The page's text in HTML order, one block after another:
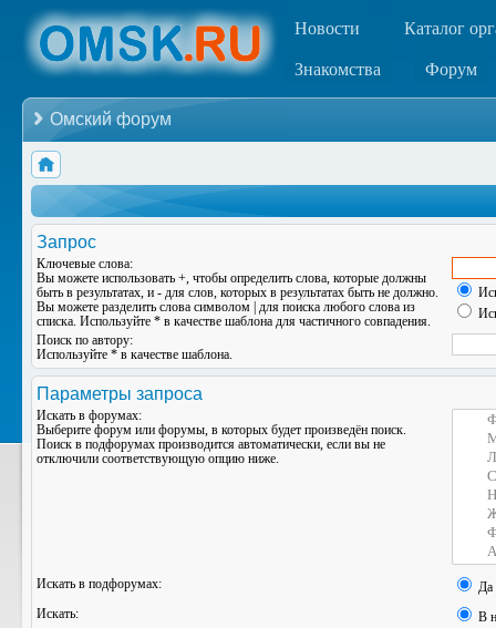
Новости Каталог
Знакомства Форум
Омский форум
Запрос
Ключевые слова:
Вы можете использовать +, чтобы определить слова, которые должны
быть в результатах, и - для слов, которых в результатах быть не должно.
Вы можете разделить слова символом для поиска любого слова из
списка. Используйте * в качестве шаблона для частичного совпадения.
Поиск по автору:
Используйте * в качестве шаблона.
Параметры запроса
Искать в форумах:
Выберите форум или форумы, в которых будет произведён поиск.
Поиск в подфорумах производится автоматически, если вы не
отключили соответствующую опцию ниже.
Искать в подфорумах:
Да
Искать:
В